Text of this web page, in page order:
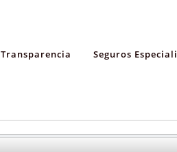
Transparencia Seguros